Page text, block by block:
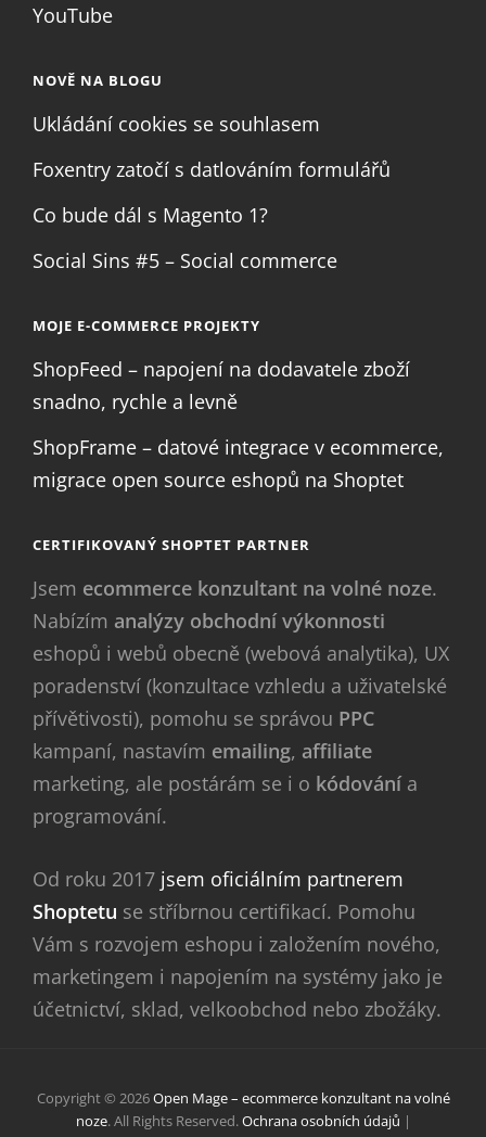
YouTube
NOVĚ NA BLOGU
Ukládání cookies se souhlasem
Foxentry zatočí s datlováním formulářů
Co bude dál s Magento 1?
Social Sins #5 – Social commerce
MOJE E-COMMERCE PROJEKTY
ShopFeed – napojení na dodavatele zboží
snadno, rychle a levně
ShopFrame – datové integrace v ecommerce,
migrace open source eshopů na Shoptet
CERTIFIKOVANÝ SHOPTET PARTNER
Jsem ecommerce konzultant na volné noze.
Nabízím analýzy obchodní výkonnosti
eshopů i webů obecně (webová analytika), UX
poradenství (konzultace vzhledu a uživatelské
přívětivosti), pomohu se správou PPC
kampaní, nastavím emailing, affiliate
marketing, ale postárám se i o kódovánía
programování.
Od roku 2017 jsem oficiálním partnerem
Shoptetu se stříbrnou certifikací. Pomohu
Vám s rozvojem eshopu i založením nového,
marketingem i napojením na systémy jako je
účetnictví, sklad, velkoobchod nebo zbožáky.
Copyright © 2026Open Mage – ecommerce konzultant na volné
noze. All Rights Reserved.Ochrana osobních údajů |